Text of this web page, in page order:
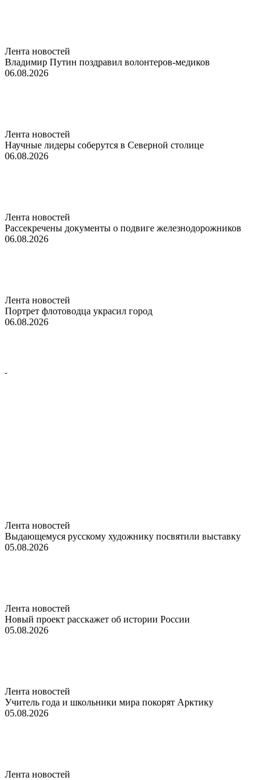
Лента новостей
Владимир Путин поздравил волонтеров-медиков
06.08.2026
Лента новостей
Научные лидеры соберутся в Северной столице
06.08.2026
Лента новостей
Рассекречены документы о подвиге железнодорожников
06.08.2026
Лента новостей
Портрет флотоводца украсил город
06.08.2026
Лента новостей
Выдающемуся русскому художнику посвятили выставку
05.08.2026
Лента новостей
Новый проект расскажет об истории России
05.08.2026
Лента новостей
Учитель года и школьники мира покорят Арктику
05.08.2026
Лента новостей